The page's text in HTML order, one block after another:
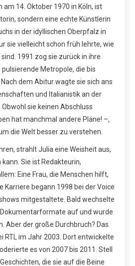
am 14. Oktober 1970 in Köln, ist
sondern eine echte Künstlerin
in der idyllischen Oberpfalz in
sie vielleicht schon früh lehrte, wie
1991 zog sie zurück in ihre
Metropole, die bis
dem Abitur wagte sie sich ans
und Italianistik an der
sie keinen Abschluss
hat manchmal andere Pläne! –,
die Welt besser zu verstehen.
strahlt Julia eine Weisheit aus,
Sie ist Redakteurin,
Eine Frau, die Menschen hilft,
Karriere begann 1998 bei der Voice
mitgestaltete. Bald wechselte
auf und wurde
Aber der große Durchbruch? Das
RTL im Jahr 2003. Dort entwickelte
es von 2007 bis 2011. Stell
die sie auf die Beine